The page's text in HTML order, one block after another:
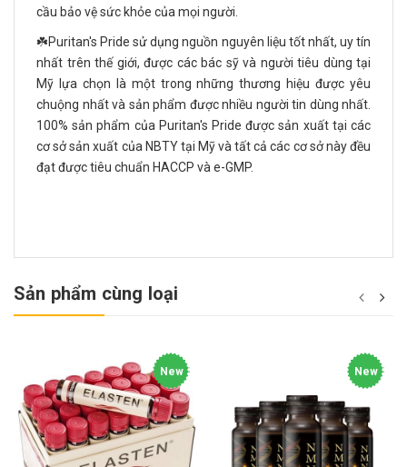
cầu bảo vệ sức khỏe của mọi người.
☘️Puritan's Pride sử dụng nguồn nguyên liệu tốt nhất, uy tín
nhất trên thế giới, được các bác sỹ và người tiêu dùng tại
Mỹ lựa chọn là một trong những thương hiệu được yêu
chuộng nhất và sản phẩm được nhiều người tin dùng nhất.
100% sản phẩm của Puritan's Pride được sản xuất tại các
cơ sở sản xuất của NBTY tại Mỹ và tất cả các cơ sở này đều
đạt được tiêu chuẩn HACCP và e-GMP.
Sản phẩm cùng loại
New New